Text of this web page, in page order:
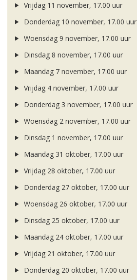
Vrijdag 11 november, 17.00 uur
Donderdag 10 november, 17.00 uur
Woensdag 9 november, 17.00 uur
Dinsdag 8 november, 17.00 uur
Maandag 7 november, 17.00 uur
Vrijdag 4 november, 17.00 uur
Donderdag 3 november, 17.00 uur
Woensdag 2 november, 17.00 uur
Dinsdag 1 november, 17.00 uur
Maandag 31 oktober, 17.00 uur
Vrijdag 28 oktober, 17.00 uur
Donderdag 27 oktober, 17.00 uur
Woensdag 26 oktober, 17.00 uur
Dinsdag 25 oktober, 17.00 uur
Maandag 24 oktober, 17.00 uur
Vrijdag 21 oktober, 17.00 uur
Donderdag 20 oktober, 17.00 uur